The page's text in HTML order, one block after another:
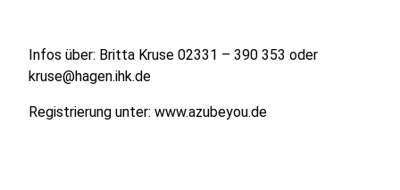
Infos über: Britta Kruse 02331 – 390 353 oder
kruse@hagen.ihk.de
Registrierung unter: www.azubeyou.de